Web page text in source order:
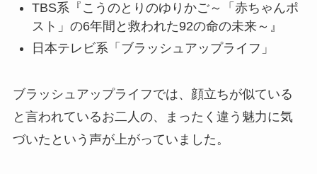
TBS系『こうのとりのゆりかご～「赤ちゃんポ
スト」の6年間と救われた92の命の未来～』
日本テレビ系「ブラッシュアップライフ」
ブラッシュアップライフでは、顔立ちが似ている
と言われているお二人の、まったく違う魅力に気
づいたという声が上がっていました。